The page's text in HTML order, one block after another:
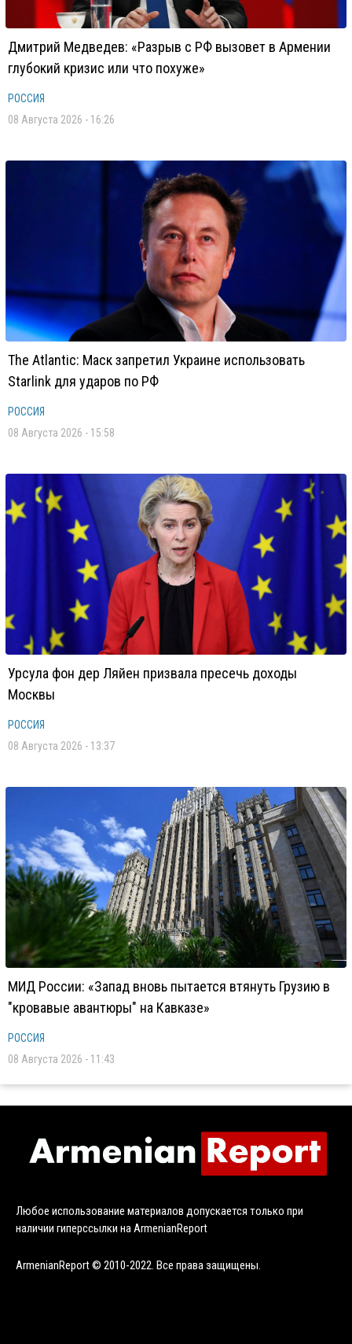
Дмитрий Медведев: «Разрыв с РФ вызовет в Армении
глубокий кризис или что похуже»
РОССИЯ
08 Августа 2026 - 16:26
The Atlantic: Маск запретил Украине использовать
Starlink для ударов по РФ
РОССИЯ
08 Августа 2026 - 15:58
Урсула фон дер Ляйен призвала пресечь доходы
Москвы
РОССИЯ
08 Августа 2026 - 13:37
МИД России: «Запад вновь пытается втянуть Грузию в
"кровавые авантюры" на Кавказе»
РОССИЯ
08 Августа 2026 - 11:43
Любое использование материалов допускается только при
наличии гиперссылки на ArmenianReport
ArmenianReport © 2010-2022. Все права защищены.